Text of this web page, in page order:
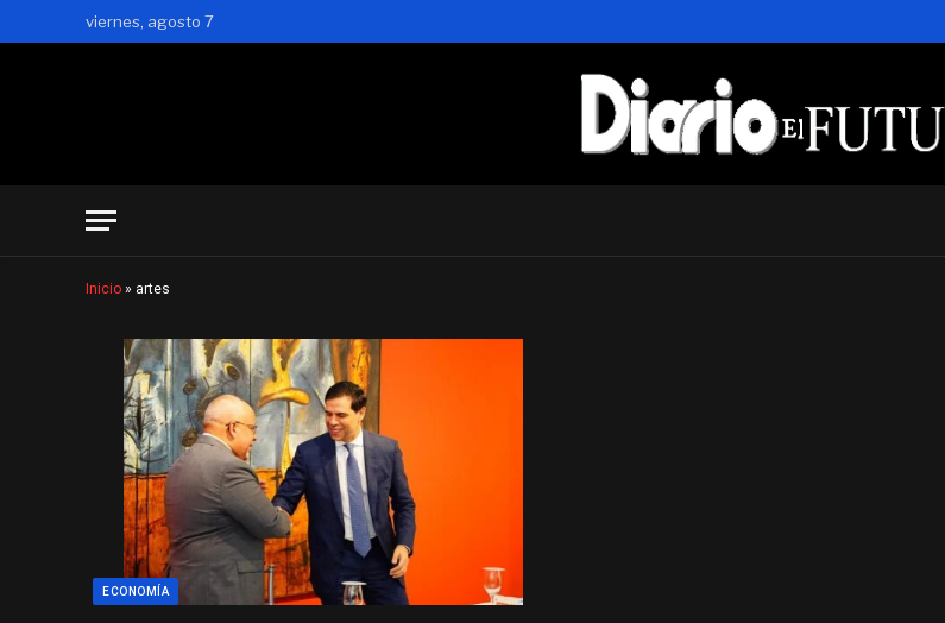
viernes, agosto 7
Inicio » artes
ECONOMÍA